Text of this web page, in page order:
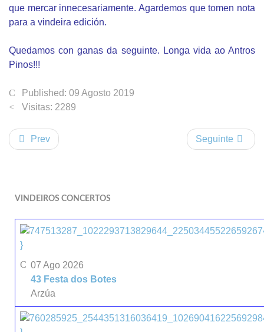
que mercar innecesariamente. Agardemos que tomen nota
para a vindeira edición.
Quedamos con ganas da seguinte. Longa vida ao Antros
Pinos!!!
Published: 09 Agosto 2019
Visitas: 2289
Prev Seguinte
VINDEIROS CONCERTOS
}
07 Ago 2026
43 Festa dos Botes
Arzúa